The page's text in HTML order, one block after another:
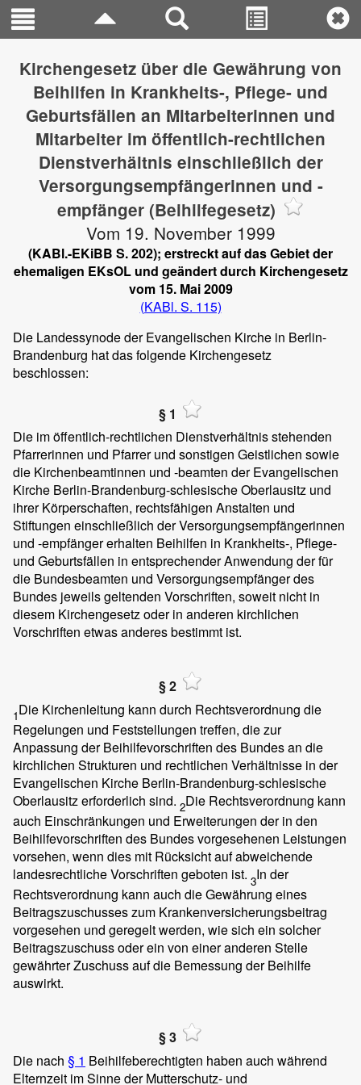
Kirchengesetz über die Gewährung von
Beihilfen in Krankheits-, Pflege- und
Geburtsfällen an Mitarbeiterinnen und
Mitarbeiter im öffentlich-rechtlichen
Dienstverhältnis einschließlich der
Versorgungsempfängerinnen und -
empfänger (Beihilfegesetz)
Vom 19. November 1999
(KABl.-EKiBB S. 202); erstreckt auf das Gebiet der
ehemaligen EKsOL und geändert durch Kirchengesetz
vom 15. Mai 2009
(KABl. S. 115)
Die Landessynode der Evangelischen Kirche in Berlin-
Brandenburg hat das folgende Kirchengesetz
beschlossen:
§ 1
Die im öffentlich-rechtlichen Dienstverhältnis stehenden
Pfarrerinnen und Pfarrer und sonstigen Geistlichen sowie
die Kirchenbeamtinnen und -beamten der Evangelischen
Kirche Berlin-Brandenburg-schlesische Oberlausitz und
ihrer Körperschaften, rechtsfähigen Anstalten und
Stiftungen einschließlich der Versorgungsempfängerinnen
und -empfänger erhalten Beihilfen in Krankheits-, Pflege-
und Geburtsfällen in entsprechender Anwendung der für
die Bundesbeamten und Versorgungsempfänger des
Bundes jeweils geltenden Vorschriften, soweit nicht in
diesem Kirchengesetz oder in anderen kirchlichen
Vorschriften etwas anderes bestimmt ist.
§ 2
1Die Kirchenleitung kann durch Rechtsverordnung die
Regelungen und Feststellungen treffen, die zur
Anpassung der Beihilfevorschriften des Bundes an die
kirchlichen Strukturen und rechtlichen Verhältnisse in der
Evangelischen Kirche Berlin-Brandenburg-schlesische
Oberlausitz erforderlich sind. 2Die Rechtsverordnung kann
auch Einschränkungen und Erweiterungen der in den
Beihilfevorschriften des Bundes vorgesehenen Leistungen
vorsehen, wenn dies mit Rücksicht auf abweichende
landesrechtliche Vorschriften geboten ist. 3In der
Rechtsverordnung kann auch die Gewährung eines
Beitragszuschusses zum Krankenversicherungsbeitrag
vorgesehen und geregelt werden, wie sich ein solcher
Beitragszuschuss oder ein von einer anderen Stelle
gewährter Zuschuss auf die Bemessung der Beihilfe
auswirkt.
§ 3
Die nach § 1 Beihilfeberechtigten haben auch während
Elternzeit im Sinne der Mutterschutz- und